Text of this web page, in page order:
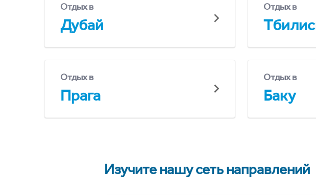
Отдых в
Дубай
Отдых в
Отдых в
Прага
Отдых в
Баку
Изучите нашу сеть направлений